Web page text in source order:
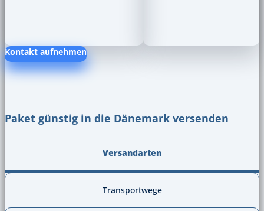
Kontakt aufnehmen
Paket günstig in die Dänemark versenden
Versandarten
Transportwege